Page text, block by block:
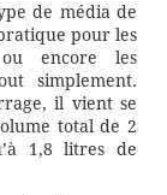
de média de
pour les
encore les
simplement.
il vient se
total de 2
1,8 litres de